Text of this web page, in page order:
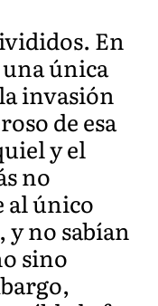
En
única
invasión
de esa
y el
no
al único
no sabían
sino